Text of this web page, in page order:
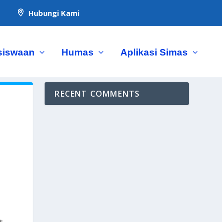
 Hubungi Kami
Humas Aplikasi Simas
RECENT COMMENTS